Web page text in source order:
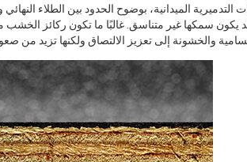
قد يكون سمكها غير متناسق. غالبًا ما تكون ركائز